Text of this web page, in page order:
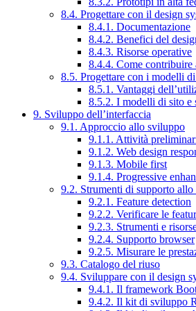
8.4. Progettare con il design
8.4.1. Documentazione
8.4.2. Benefici del
8.4.3. Risorse operative
8.4.4. Come contribuire
8.5. Progettare con i modelli
8.5.1. Vantaggi
8.5.2. I modelli di sito e
9. Sviluppo dell’interfaccia
9.1. Approccio allo sviluppo
9.1.1. Attività
9.1.2. Web design
9.1.3. Mobile first
9.1.4. Progressive
9.2. Strumenti di supporto
9.2.1. Feature detection
9.2.2. Verificare le
9.2.3. Strumenti e
9.2.4. Supporto browser
9.2.5. Misurare le
9.3. Catalogo del riuso
9.4. Sviluppare con il design
9.4.1. Il framework
9.4.2. Il kit di sviluppo